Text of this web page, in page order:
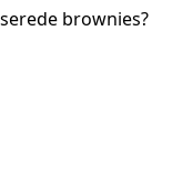
brownies?